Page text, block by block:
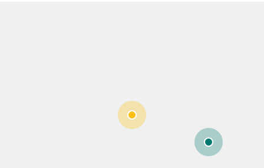
broyeur
à 1 arbre